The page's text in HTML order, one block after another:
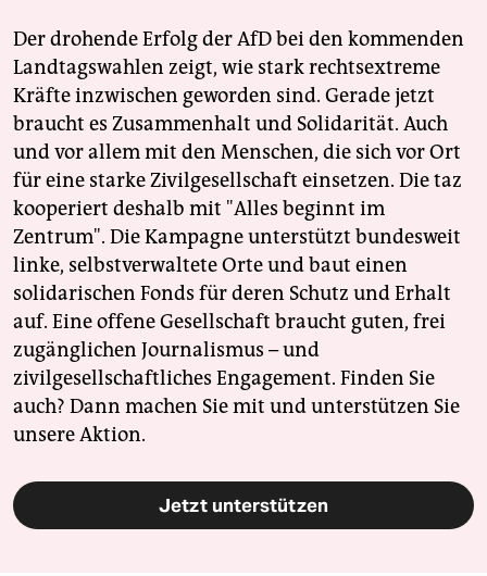
Der drohende Erfolg der AfD bei den kommenden
Landtagswahlen zeigt, wie stark rechtsextreme
Kräfte inzwischen geworden sind. Gerade jetzt
braucht es Zusammenhalt und Solidarität. Auch
und vor allem mit den Menschen, die sich vor Ort
für eine starke Zivilgesellschaft einsetzen. Die taz
kooperiert deshalb mit "Alles beginnt im
Zentrum". Die Kampagne unterstützt bundesweit
linke, selbstverwaltete Orte und baut einen
solidarischen Fonds für deren Schutz und Erhalt
auf. Eine offene Gesellschaft braucht guten, frei
zugänglichen Journalismus – und
zivilgesellschaftliches Engagement. Finden Sie
auch? Dann machen Sie mit und unterstützen Sie
unsere Aktion.
Jetzt unterstützen